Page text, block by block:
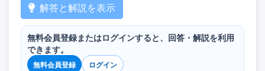
解答と解説を表示
無料会員登録またはログインすると、回答・解説を利用
できます。
無料会員登録 ログイン